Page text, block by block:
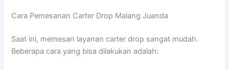
Cara Pemesanan Carter Drop Malang Juanda
Saat ini, memesan layanan carter drop sangat mudah.
Beberapa cara yang bisa dilakukan adalah: